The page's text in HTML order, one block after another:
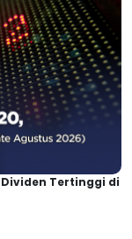
Dividen Tertinggi di